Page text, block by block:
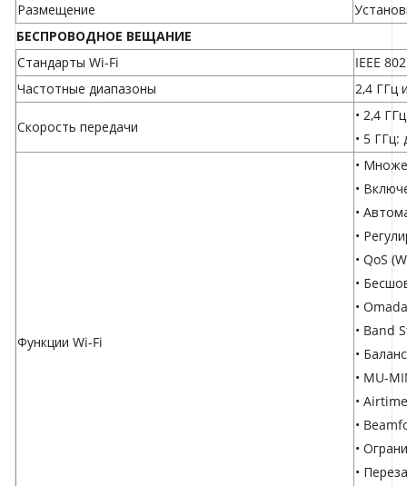
Размещение
БЕСПРОВОДНОЕ ВЕЩАНИЕ
Стандарты Wi-Fi
IEEE
Частотные диапазоны
2,4 ГГц
Скороcть передачи
• 2,4
• 5
Функции Wi-Fi
•
•
•
•
• QoS
•
•
• Band
•
• MU-
•
•
•
•